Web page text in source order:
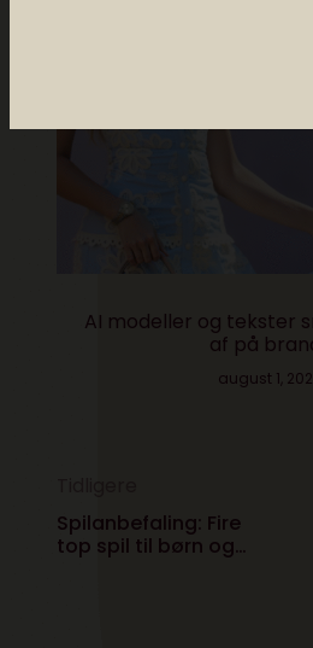
AI modeller og tekster
af på
august 1,
Spilanbefaling: Fire
top spil til børn og